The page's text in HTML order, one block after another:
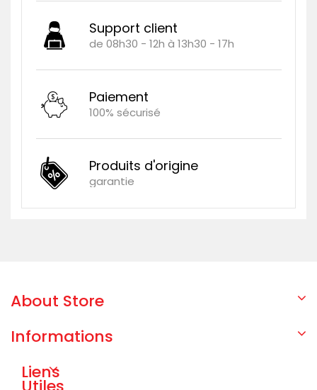
Support client
de 08h30 - 12h à 13h30 - 17h
Paiement
100% sécurisé
Produits d'origine
garantie
About Store
Informations
Liens